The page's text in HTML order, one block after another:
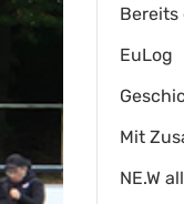
EuLog
Mit
NE.W